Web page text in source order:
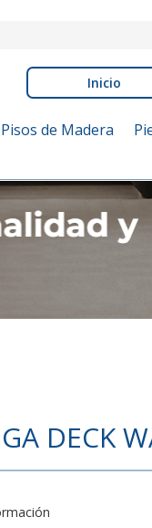
Inicio
Pisos de Madera
DECK